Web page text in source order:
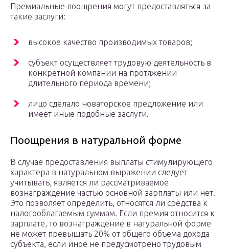
Премиальные поощрения могут предоставляться за
такие заслуги:
высокое качество производимых товаров;
субъект осуществляет трудовую деятельность в
конкретной компании на протяжении
длительного периода времени;
лицо сделало новаторское предложение или
имеет иные подобные заслуги.
Поощрения в натуральной форме
В случае предоставления выплаты стимулирующего
характера в натуральном выражении следует
учитывать, является ли рассматриваемое
вознаграждение частью основной зарплаты или нет.
Это позволяет определить, относятся ли средства к
налогооблагаемым суммам. Если премия относится к
зарплате, то вознаграждение в натуральной форме
не может превышать 20% от общего объема дохода
субъекта, если иное не предусмотрено трудовым